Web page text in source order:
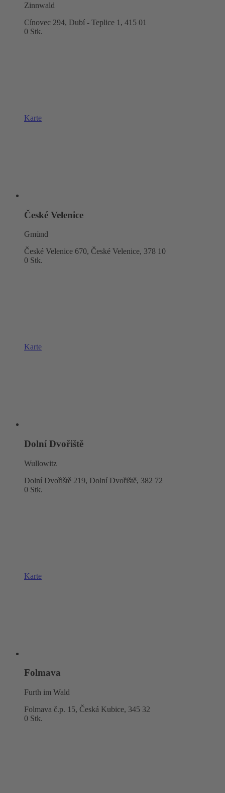
Zinnwald
Cínovec 294, Dubí - Teplice 1, 415 01
0 Stk.
Karte
České Velenice
Gmünd
České Velenice 670, České Velenice, 378 10
0 Stk.
Karte
Dolní Dvořiště
Wullowitz
Dolní Dvořiště 219, Dolní Dvořiště, 382 72
0 Stk.
Karte
Folmava
Furth im Wald
Folmava č.p. 15, Česká Kubice, 345 32
0 Stk.